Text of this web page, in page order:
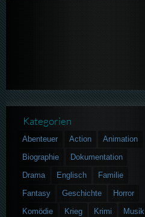
Kategorien
Abenteuer Action
Animation
Biographie
Dokumentation
Drama
Englisch
Familie
Fantasy
Geschichte
Horror
Komödie
Krieg Krimi
Musik